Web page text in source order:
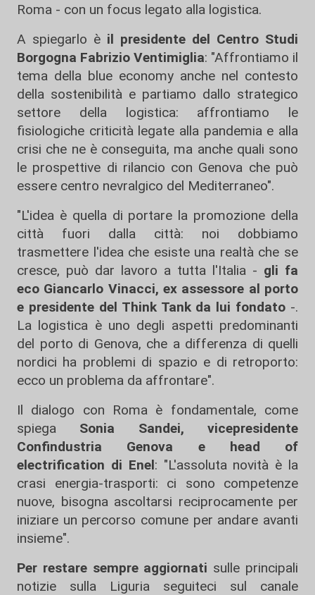
Roma - con un focus legato alla logistica.
A spiegarlo è il presidente del Centro Studi
Borgogna Fabrizio Ventimiglia: "Affrontiamo il
tema della blue economy anche nel contesto
della sostenibilità e partiamo dallo strategico
settore della logistica: affrontiamo le
fisiologiche criticità legate alla pandemia e alla
crisi che ne è conseguita, ma anche quali sono
le prospettive di rilancio con Genova che può
essere centro nevralgico del Mediterraneo".
"L'idea è quella di portare la promozione della
città fuori dalla città: noi dobbiamo
trasmettere l'idea che esiste una realtà che se
cresce, può dar lavoro a tutta l'Italia - gli fa
eco Giancarlo Vinacci, ex assessore al porto
e presidente del Think Tank da lui fondato -.
La logistica è uno degli aspetti predominanti
del porto di Genova, che a differenza di quelli
nordici ha problemi di spazio e di retroporto:
ecco un problema da affrontare".
Il dialogo con Roma è fondamentale, come
spiega Sonia Sandei, vicepresidente
Confindustria Genova e head of
electrification di Enel: "L'assoluta novità è la
crasi energia-trasporti: ci sono competenze
nuove, bisogna ascoltarsi reciprocamente per
iniziare un percorso comune per andare avanti
insieme".
Per restare sempre aggiornati sulle principali
notizie sulla Liguria seguiteci sul canale